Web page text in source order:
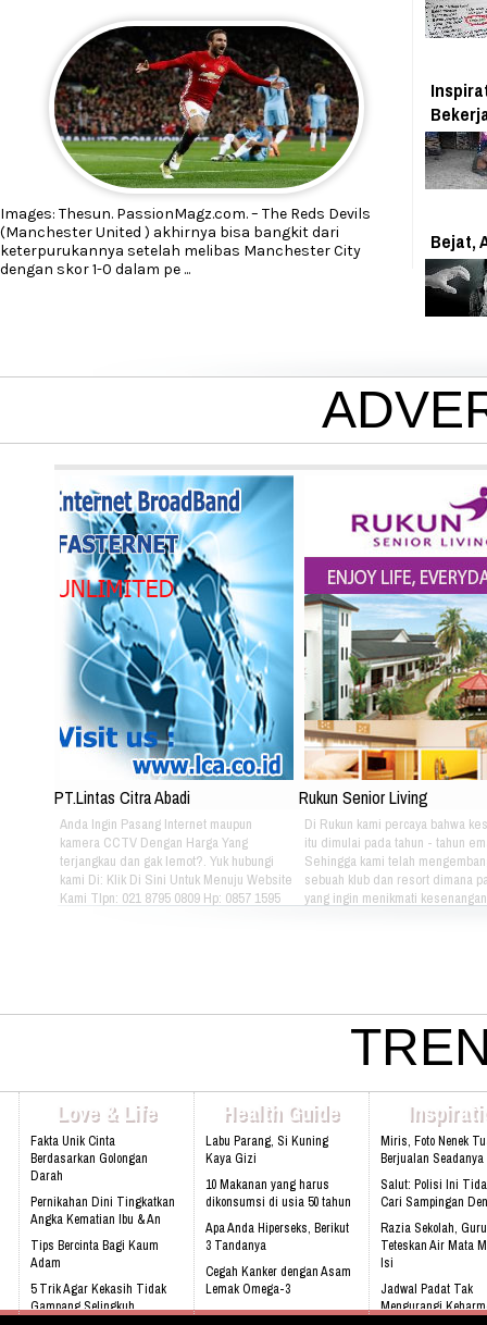
Images: Thesun. PassionMagz.com. – The Reds Devils
(Manchester United ) akhirnya bisa bangkit dari
keterpurukannya setelah melibas Manchester City
dengan skor 1-0 dalam pe ...
Bejat,
PT.Lintas Citra Abadi
Anda Ingin Pasang Internet maupun
kamera CCTV Dengan Harga Yang
terjangkau dan gak lemot?. Yuk hubungi
kami Di: Klik Di Sini Untuk Menuju Website
Kami Tlpn: 021 8795 0809 Hp: 0857 1595
Rukun Senior Living
Di Rukun kami percaya bahwa
itu dimulai pada tahun - tahun
Sehingga kami telah
sebuah klub dan resort dimana
yang ingin menikmati
Darmawan Park Gate 1, Jl. Raya
Madang No. 99 Sentul, 16810.
Web:www.rukunseniorliving.com
Love & Life
Fakta Unik Cinta
Berdasarkan Golongan
Darah
Pernikahan Dini Tingkatkan
Angka Kematian Ibu & An
Tips Bercinta Bagi Kaum
Adam
5 Trik Agar Kekasih Tidak
Gampang Selingkuh
Health Guide
Labu Parang, Si Kuning
Kaya Gizi
10 Makanan yang harus
dikonsumsi di usia 50 tahun
Apa Anda Hiperseks, Berikut
3 Tandanya
Cegah Kanker dengan Asam
Lemak Omega-3
Bahaya Mendengkur
Miris, Foto Nenek
Berjualan
Salut: Polisi Ini
Cari Sampingan
Razia Sekolah, Guru
Teteskan Air Mata
Isi
Jadwal Padat Tak
Mengurangi